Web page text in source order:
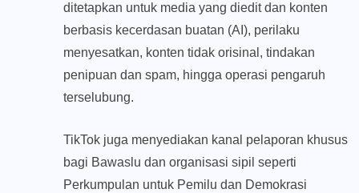
ditetapkan untuk media yang diedit dan konten
berbasis kecerdasan buatan (AI), perilaku
menyesatkan, konten tidak orisinal, tindakan
penipuan dan spam, hingga operasi pengaruh
terselubung.
TikTok juga menyediakan kanal pelaporan khusus
bagi Bawaslu dan organisasi sipil seperti
Perkumpulan untuk Pemilu dan Demokrasi